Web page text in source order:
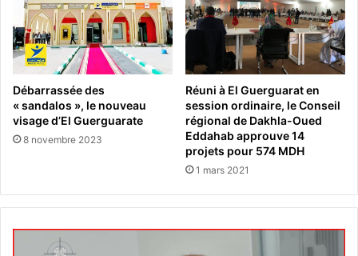
Débarrassée des
« sandalos », le nouveau
visage d’El Guerguarate
8 novembre 2023
Réuni à El Guerguarat en
session ordinaire, le Conseil
régional de Dakhla-Oued
Eddahab approuve 14
projets pour 574 MDH
1 mars 2021